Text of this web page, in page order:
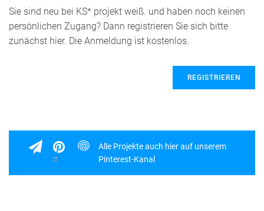
Sie sind neu bei KS* projekt weiß. und haben noch keinen
persönlichen Zugang? Dann registrieren Sie sich bitte
zunächst hier. Die Anmeldung ist kostenlos.
REGISTRIEREN
Alle Projekte auch hier auf unserem
Pinterest-Kanal